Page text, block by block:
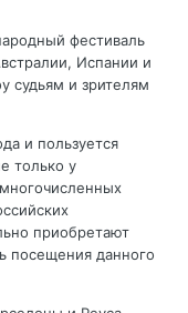
фестиваль
Испании и
судьям и зрителям
и пользуется
только у
приобретают
посещения данного